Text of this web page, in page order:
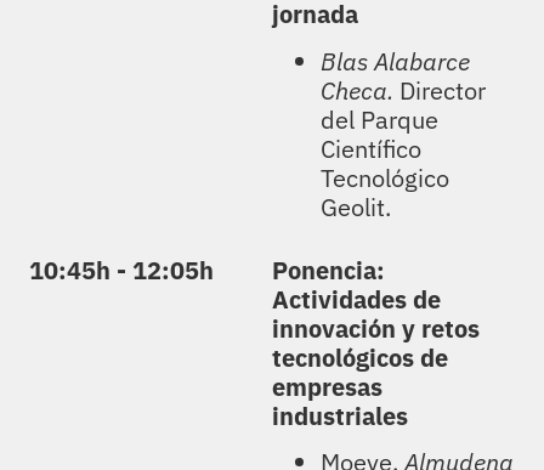
jornada
Blas Alabarce
Checa. Director
del Parque
Científico
Tecnológico
Geolit.
10:45h - 12:05h
Ponencia:
Actividades de
innovación y retos
tecnológicos de
empresas
industriales
Moeve,Almudena